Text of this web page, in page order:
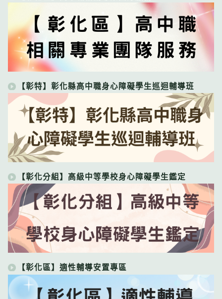
【彰特】彰化縣高中職身心障礙學生巡迴輔導班
【彰化分組】高級中等學校身心障礙學生鑑定
【彰化區】適性輔導安置專區